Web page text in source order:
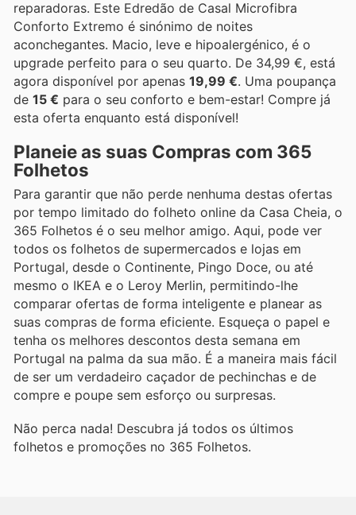
reparadoras. Este Edredão de Casal Microfibra
Conforto Extremo é sinónimo de noites
aconchegantes. Macio, leve e hipoalergénico, é o
upgrade perfeito para o seu quarto. De 34,99 €, está
agora disponível por apenas 19,99 €. Uma poupança
de 15 € para o seu conforto e bem-estar! Compre já
esta oferta enquanto está disponível!
Planeie as suas Compras com 365
Folhetos
Para garantir que não perde nenhuma destas ofertas
por tempo limitado do folheto online da Casa Cheia, o
365 Folhetos é o seu melhor amigo. Aqui, pode ver
todos os folhetos de supermercados e lojas em
Portugal, desde o Continente, Pingo Doce, ou até
mesmo o IKEA e o Leroy Merlin, permitindo-lhe
comparar ofertas de forma inteligente e planear as
suas compras de forma eficiente. Esqueça o papel e
tenha os melhores descontos desta semana em
Portugal na palma da sua mão. É a maneira mais fácil
de ser um verdadeiro caçador de pechinchas e de
compre e poupe sem esforço ou surpresas.
Não perca nada! Descubra já todos os últimos
folhetos e promoções no 365 Folhetos.